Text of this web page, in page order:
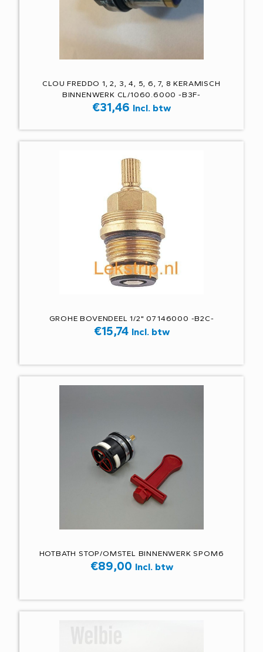
CLOU FREDDO 1, 2, 3, 4, 5, 6, 7, 8 KERAMISCH
BINNENWERK CL/1060.6000 -B3F-
€31,46 Incl. btw
GROHE BOVENDEEL 1/2" 07146000 -B2C-
€15,74 Incl. btw
HOTBATH STOP/OMSTEL BINNENWERK SPOM6
€89,00 Incl. btw